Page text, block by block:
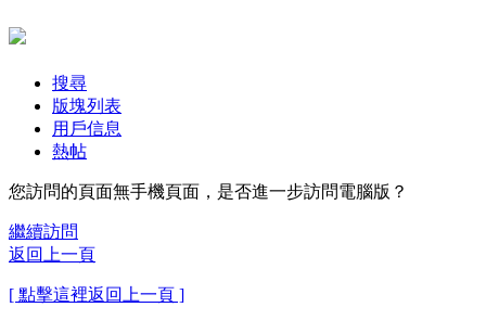
搜尋
版塊列表
用戶信息
熱帖
您訪問的頁面無手機頁面，是否進一步訪問電腦版？
繼續訪問
返回上一頁
[ 點擊這裡返回上一頁 ]